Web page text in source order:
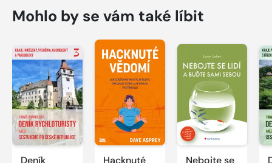
Mohlo by se vám také líbit
Deník
Hacknuté
Nebojte se